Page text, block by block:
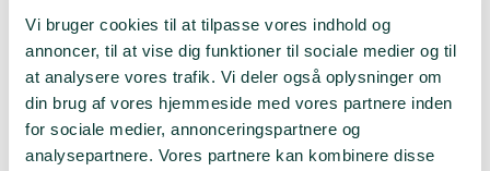
Vi bruger cookies til at tilpasse vores indhold og
annoncer, til at vise dig funktioner til sociale medier og til
at analysere vores trafik. Vi deler også oplysninger om
din brug af vores hjemmeside med vores partnere inden
for sociale medier, annonceringspartnere og
analysepartnere. Vores partnere kan kombinere disse